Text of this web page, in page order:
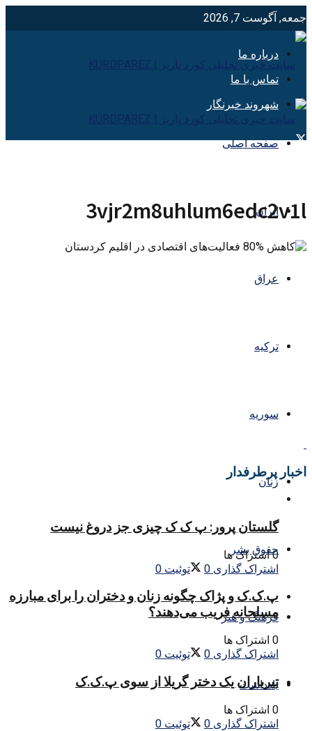
جمعه, آگوست 7, 2026
درباره ما
تماس با ما
شهروند خبرنگار
صفحه اصلی
ایران
عراق
ترکیه
سوریه
زنان
حقوق بشر
فرهنگ و هنر
یادداشت
3vjr2m8uhlum6edc2v1l
اخبار پرطرفدار
گلستان پرور: پ ک ک چیزی جز دروغ نیست
0 اشتراک ها
اشتراک گذاری 0 توئیت 0
پ.ک.ک و پژاک چگونه زنان و دختران را برای مبارزه
مسلحانه فریب می‌دهند؟
0 اشتراک ها
اشتراک گذاری 0 توئیت 0
تیرباران یک دختر گریلا از سوی پ.ک.ک
0 اشتراک ها
اشتراک گذاری 0 توئیت 0